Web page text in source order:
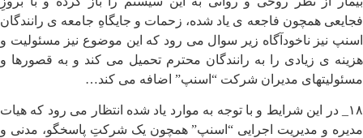
فجایعی همچون فاجعه ی یاد شده، زحمات و جایگاهِ جامعه ی رانندگان
اسنپ نیز ناخودآگاه زیر سوال می رود که این موضوع نیز مسئولیت و
هزینه ی زیادی را به رانندگان محترم تحمیل می کند و به قصورها و
مسئولیتهای مدیران شرکت “اسنپ” اضافه می کند…
۱۸_ در این شرایط و با توجه به موارد یاد شده انتظار می رود که هیات
مدیره و مدیریت اجرایی “اسنپ” همچون یک شرکتِ پاسخگو، مدنی و